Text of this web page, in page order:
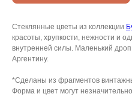
Стеклянные цветы из коллекции
красоты, хрупкости, нежности и
внутренней силы. Маленький
Аргентину.
*Сделаны из фрагментов
Форма и цвет могут
ВОЗВРАТ И ГАРАНТИЯ
ИСТОРИЯ БРЕНДА